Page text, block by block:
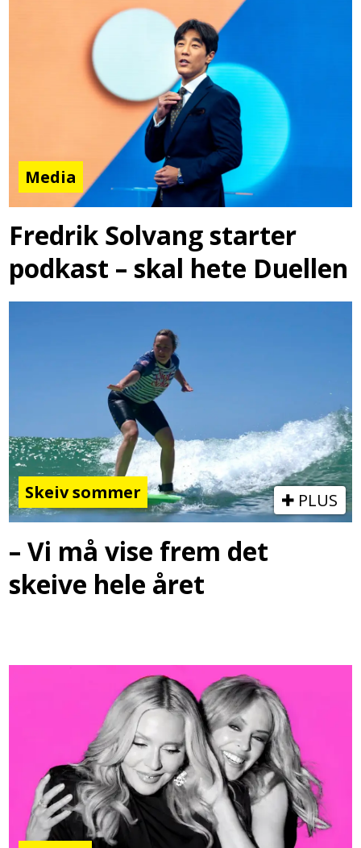
Media
Fredrik Solvang starter
podkast – skal hete Duellen
Skeiv sommer PLUS
– Vi må vise frem det
skeive hele året